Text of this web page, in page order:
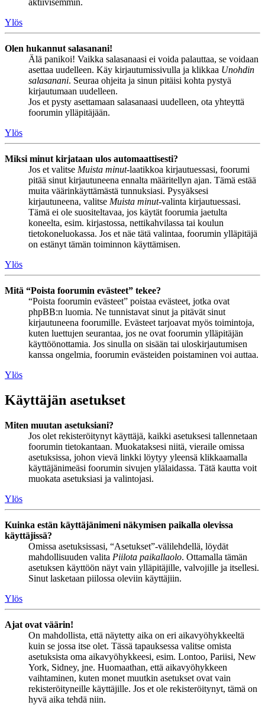
aktiivisemmin.
Ylös
Olen hukannut salasanani!
Älä panikoi! Vaikka salasanaasi ei voida palauttaa, se voidaan
asettaa uudelleen. Käy kirjautumissivulla ja klikkaa Unohdin
salasanani. Seuraa ohjeita ja sinun pitäisi kohta pystyä
kirjautumaan uudelleen.
Jos et pysty asettamaan salasanaasi uudelleen, ota yhteyttä
foorumin ylläpitäjään.
Ylös
Miksi minut kirjataan ulos automaattisesti?
Jos et valitse Muista minut-laatikkoa kirjautuessasi, foorumi
pitää sinut kirjautuneena ennalta määritellyn ajan. Tämä estää
muita väärinkäyttämästä tunnuksiasi. Pysyäksesi
kirjautuneena, valitse Muista minut-valinta kirjautuessasi.
Tämä ei ole suositeltavaa, jos käytät foorumia jaetulta
koneelta, esim. kirjastossa, nettikahvilassa tai koulun
tietokoneluokassa. Jos et näe tätä valintaa, foorumin ylläpitäjä
on estänyt tämän toiminnon käyttämisen.
Ylös
Mitä “Poista foorumin evästeet” tekee?
“Poista foorumin evästeet” poistaa evästeet, jotka ovat
phpBB:n luomia. Ne tunnistavat sinut ja pitävät sinut
kirjautuneena foorumille. Evästeet tarjoavat myös toimintoja,
kuten luettujen seurantaa, jos ne ovat foorumin ylläpitäjän
käyttöönottamia. Jos sinulla on sisään tai uloskirjautumisen
kanssa ongelmia, foorumin evästeiden poistaminen voi auttaa.
Ylös
Käyttäjän asetukset
Miten muutan asetuksiani?
Jos olet rekisteröitynyt käyttäjä, kaikki asetuksesi tallennetaan
foorumin tietokantaan. Muokataksesi niitä, vieraile omissa
asetuksissa, johon vievä linkki löytyy yleensä klikkaamalla
käyttäjänimeäsi foorumin sivujen ylälaidassa. Tätä kautta voit
muokata asetuksiasi ja valintojasi.
Ylös
Kuinka estän käyttäjänimeni näkymisen paikalla olevissa
käyttäjissä?
Omissa asetuksissasi, “Asetukset”-välilehdellä, löydät
mahdollisuuden valita Piilota paikallaolo. Ottamalla tämän
asetuksen käyttöön näyt vain ylläpitäjille, valvojille ja itsellesi.
Sinut lasketaan piilossa oleviin käyttäjiin.
Ylös
Ajat ovat väärin!
On mahdollista, että näytetty aika on eri aikavyöhykkeeltä
kuin se jossa itse olet. Tässä tapauksessa valitse omista
asetuksista oma aikavyöhykkeesi, esim. Lontoo, Pariisi, New
York, Sidney, jne. Huomaathan, että aikavyöhykkeen
vaihtaminen, kuten monet muutkin asetukset ovat vain
rekisteröityneille käyttäjille. Jos et ole rekisteröitynyt, tämä on
hyvä aika tehdä niin.